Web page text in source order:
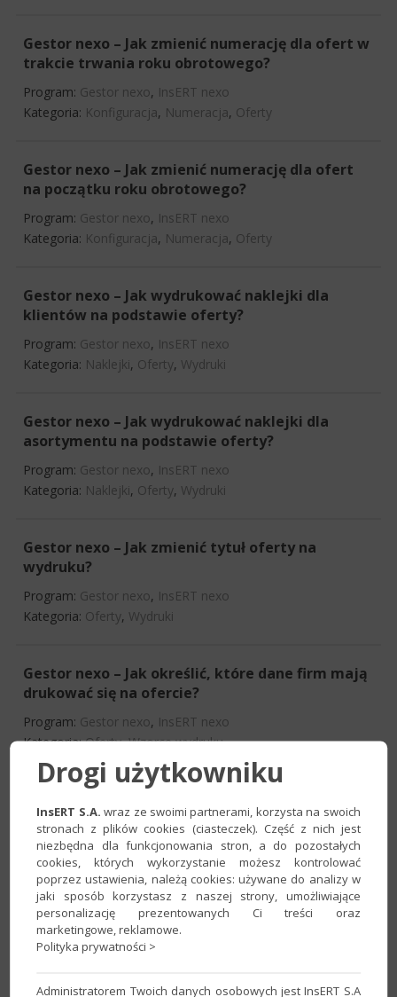
Gestor nexo – Jak zmienić numerację dla ofert w
trakcie trwania roku obrotowego?
Program: Gestor nexo, InsERT nexo
Kategoria: Konfiguracja, Numeracja, Oferty
Gestor nexo – Jak zmienić numerację dla ofert
na początku roku obrotowego?
Program: Gestor nexo, InsERT nexo
Kategoria: Konfiguracja, Numeracja, Oferty
Gestor nexo – Jak wydrukować naklejki dla
klientów na podstawie oferty?
Program: Gestor nexo, InsERT nexo
Kategoria: Naklejki, Oferty, Wydruki
Gestor nexo – Jak wydrukować naklejki dla
asortymentu na podstawie oferty?
Program: Gestor nexo, InsERT nexo
Kategoria: Naklejki, Oferty, Wydruki
Gestor nexo – Jak zmienić tytuł oferty na
wydruku?
Program: Gestor nexo, InsERT nexo
Kategoria: Oferty, Wydruki
Gestor nexo – Jak określić, które dane firm mają
drukować się na ofercie?
Program: Gestor nexo, InsERT nexo
Kategoria:Oferty,Wzorce wydruku
oferty po realizacji w zamówienie
Program:Gestor nexo,InsERT nexo
Kategoria:
Konfiguracja,Oferty
Gestor nexo – Jak określić domyślną walutowość
dla ofert?
Drogi użytkowniku
InsERT S.A. wraz ze swoimi partnerami, korzysta na swoich
stronach z plików cookies (ciasteczek). Część z nich jest
niezbędna dla funkcjonowania stron, a do pozostałych
cookies, których wykorzystanie możesz kontrolować
poprzez ustawienia, należą cookies: używane do analizy w
jaki sposób korzystasz z naszej strony, umożliwiające
personalizację prezentowanych Ci treści oraz
marketingowe, reklamowe.
Polityka prywatności >
Administratorem Twoich danych osobowych jest InsERT S.A